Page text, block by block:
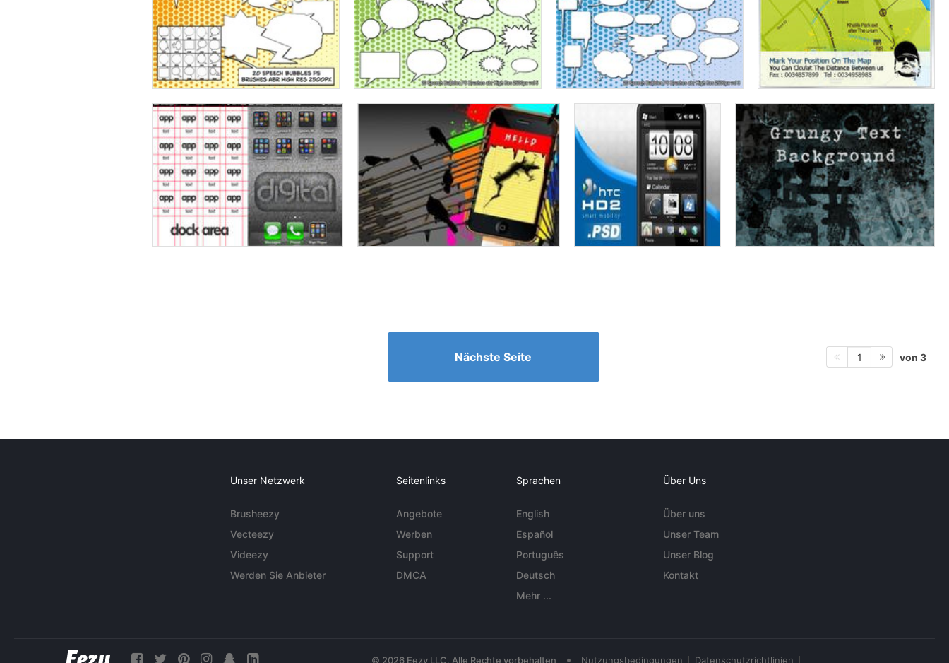
Nächste Seite 1 von 3
Unser Netzwerk
Brusheezy
Vecteezy
Videezy
Werden Sie Anbieter
Seitenlinks
Angebote
Werben
Support
DMCA
Sprachen
English
Español
Português
Deutsch
Mehr ...
Über Uns
Über uns
Unser Team
Unser Blog
Kontakt
© 2026 Eezy LLC. Alle Rechte vorbehalten • Nutzungsbedingungen Datenschutzrichtlinien